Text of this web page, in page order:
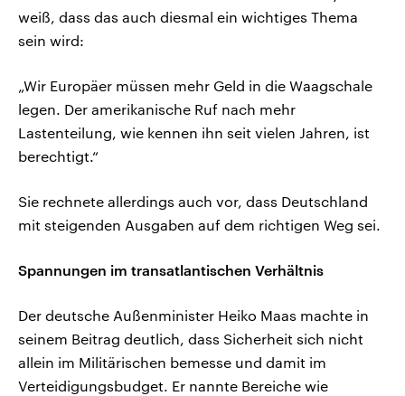
weiß, dass das auch diesmal ein wichtiges Thema
sein wird:
„Wir Europäer müssen mehr Geld in die Waagschale
legen. Der amerikanische Ruf nach mehr
Lastenteilung, wie kennen ihn seit vielen Jahren, ist
berechtigt.“
Sie rechnete allerdings auch vor, dass Deutschland
mit steigenden Ausgaben auf dem richtigen Weg sei.
Spannungen im transatlantischen Verhältnis
Der deutsche Außenminister Heiko Maas machte in
seinem Beitrag deutlich, dass Sicherheit sich nicht
allein im Militärischen bemesse und damit im
Verteidigungsbudget. Er nannte Bereiche wie